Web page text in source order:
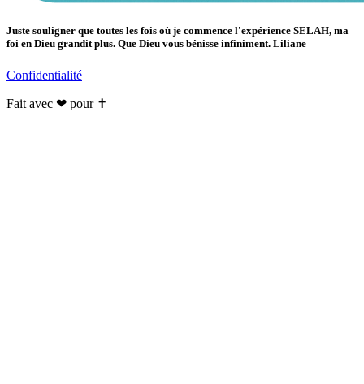
Juste souligner que toutes les fois où je commence l'expérience SELAH, ma
foi en Dieu grandit plus. Que Dieu vous bénisse infiniment. Liliane
Confidentialité
Fait avec ❤ pour ✝️️